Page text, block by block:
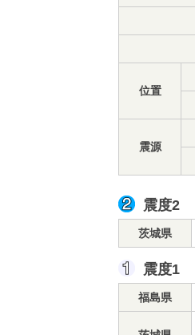
位置
震源
震度2
茨城県
震度1
福島県